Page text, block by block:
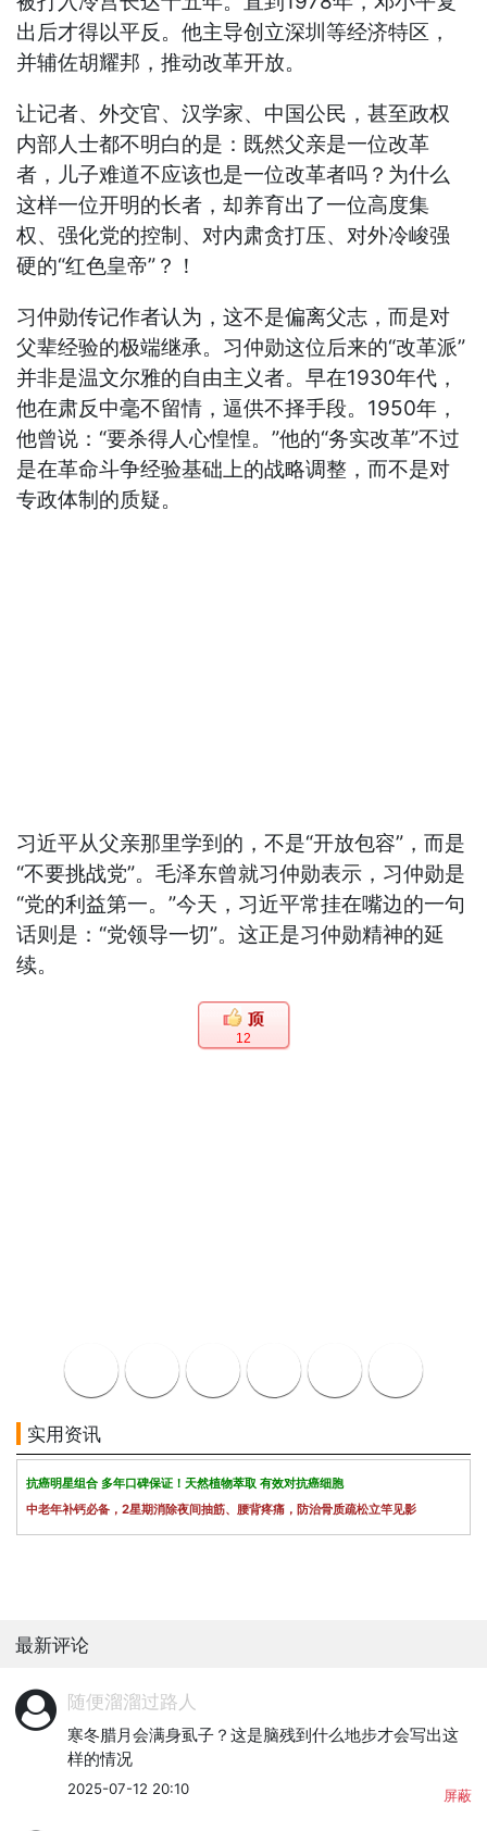
出后才得以平反。他主导创立深圳等经济特区，
并辅佐胡耀邦，推动改革开放。
让记者、外交官、汉学家、中国公民，甚至政权
内部人士都不明白的是：既然父亲是一位改革
者，儿子难道不应该也是一位改革者吗？为什么
这样一位开明的长者，却养育出了一位高度集
权、强化党的控制、对内肃贪打压、对外冷峻强
硬的“红色皇帝”？！
习仲勋传记作者认为，这不是偏离父志，而是对
父辈经验的极端继承。习仲勋这位后来的“改革派”
并非是温文尔雅的自由主义者。早在1930年代，
他在肃反中毫不留情，逼供不择手段。1950年，
他曾说：“要杀得人心惶惶。”他的“务实改革”不过
是在革命斗争经验基础上的战略调整，而不是对
专政体制的质疑。
习近平从父亲那里学到的，不是“开放包容”，而是
“不要挑战党”。毛泽东曾就习仲勋表示，习仲勋是
“党的利益第一。”今天，习近平常挂在嘴边的一句
话则是：“党领导一切”。这正是习仲勋精神的延
续。
12
实用资讯
抗癌明星组合 多年口碑保证！天然植物萃取 有效对抗癌细胞
中老年补钙必备，2星期消除夜间抽筋、腰背疼痛，防治骨质疏松立竿见影
最新评论
随便溜溜过路人
寒冬腊月会满身虱子？这是脑残到什么地步才会写出这
样的情况
2025-07-12 20:10 屏蔽